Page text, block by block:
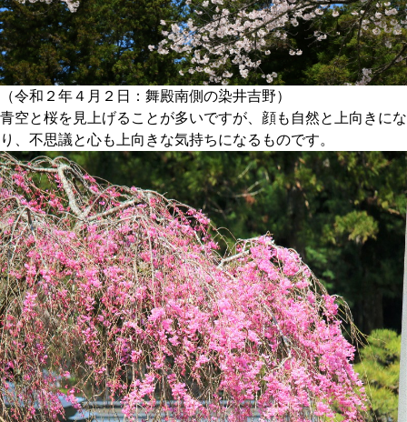
（令和２年４月２日：舞殿南側の染井吉野）
青空と桜を見上げることが多いですが、顔も自然と上向きにな
り、不思議と心も上向きな気持ちになるものです。